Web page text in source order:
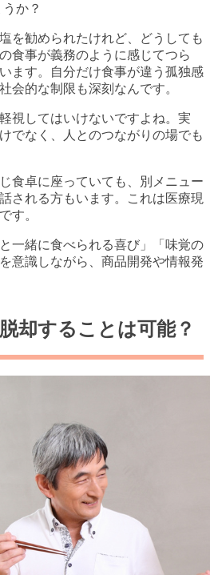
か？
を勧められたけれど、どうしても
食事が義務のように感じてつら
ます。自分だけ食事が違う孤独感
会的な制限も深刻なんです。
視してはいけないですよね。実
でなく、人とのつながりの場でも
食卓に座っていても、別メニュー
される方もいます。これは医療現
す。
一緒に食べられる喜び」「味覚の
意識しながら、商品開発や情報発
却することは可能？